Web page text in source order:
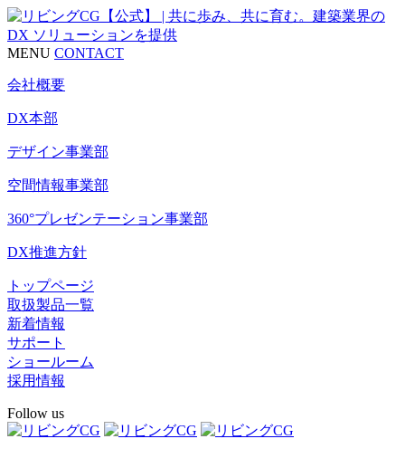
MENU CONTACT
会社概要
DX本部
デザイン事業部
空間情報事業部
360°プレゼンテーション事業部
DX推進方針
トップページ
取扱製品一覧
新着情報
サポート
ショールーム
採用情報
Follow us